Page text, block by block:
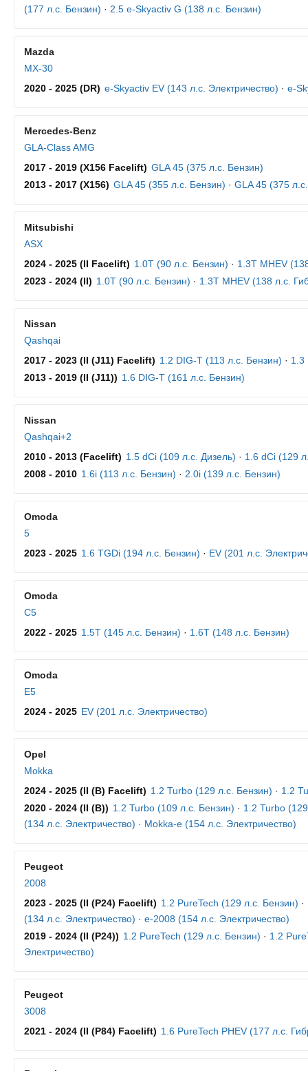
(177 л.с. Бензин) · 2.5 e-Skyactiv G (138 л.с. Бензин)
Mazda
MX-30
2020 - 2025 (DR) e-Skyactiv EV (143 л.с. Электричество) · e-
Mercedes-Benz
GLA-Class AMG
2017 - 2019 (X156 Facelift) GLA 45 (375 л.с. Бензин)
2013 - 2017 (X156) GLA 45 (355 л.с. Бензин) · GLA 45 (375
Mitsubishi
ASX
2024 - 2025 (II Facelift) 1.0T (90 л.с. Бензин) · 1.3T MHEV
2023 - 2024 (II) 1.0T (90 л.с. Бензин) · 1.3T MHEV (138 л.с.
Nissan
Qashqai
2017 - 2023 (II (J11) Facelift) 1.2 DIG-T (113 л.с. Бензин) · 1.3
2013 - 2019 (II (J11)) 1.6 DIG-T (161 л.с. Бензин)
Nissan
Qashqai+2
2010 - 2013 (Facelift) 1.5 dCi (109 л.с. Дизель) · 1.6 dCi (129
2008 - 2010 1.6i (113 л.с. Бензин) · 2.0i (139 л.с. Бензин)
Omoda
5
2023 - 2025 1.6 TGDi (194 л.с. Бензин) · EV (201 л.с.
Omoda
C5
2022 - 2025 1.5T (145 л.с. Бензин) · 1.6T (148 л.с. Бензин)
Omoda
E5
2024 - 2025 EV (201 л.с. Электричество)
Opel
Mokka
2024 - 2025 (II (B) Facelift) 1.2 Turbo (129 л.с. Бензин) · 1.2
2020 - 2024 (II (B)) 1.2 Turbo (109 л.с. Бензин) · 1.2 Turbo
(134 л.с. Электричество) · Mokka-e (154 л.с. Электричество)
Peugeot
2008
2023 - 2025 (II (P24) Facelift) 1.2 PureTech (129 л.с. Бензин) ·
(134 л.с. Электричество) · e-2008 (154 л.с. Электричество)
2019 - 2024 (II (P24)) 1.2 PureTech (129 л.с. Бензин) · 1.2
Электричество)
Peugeot
3008
2021 - 2024 (II (P84) Facelift) 1.6 PureTech PHEV (177 л.с.